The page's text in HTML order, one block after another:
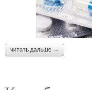
читать дальше →